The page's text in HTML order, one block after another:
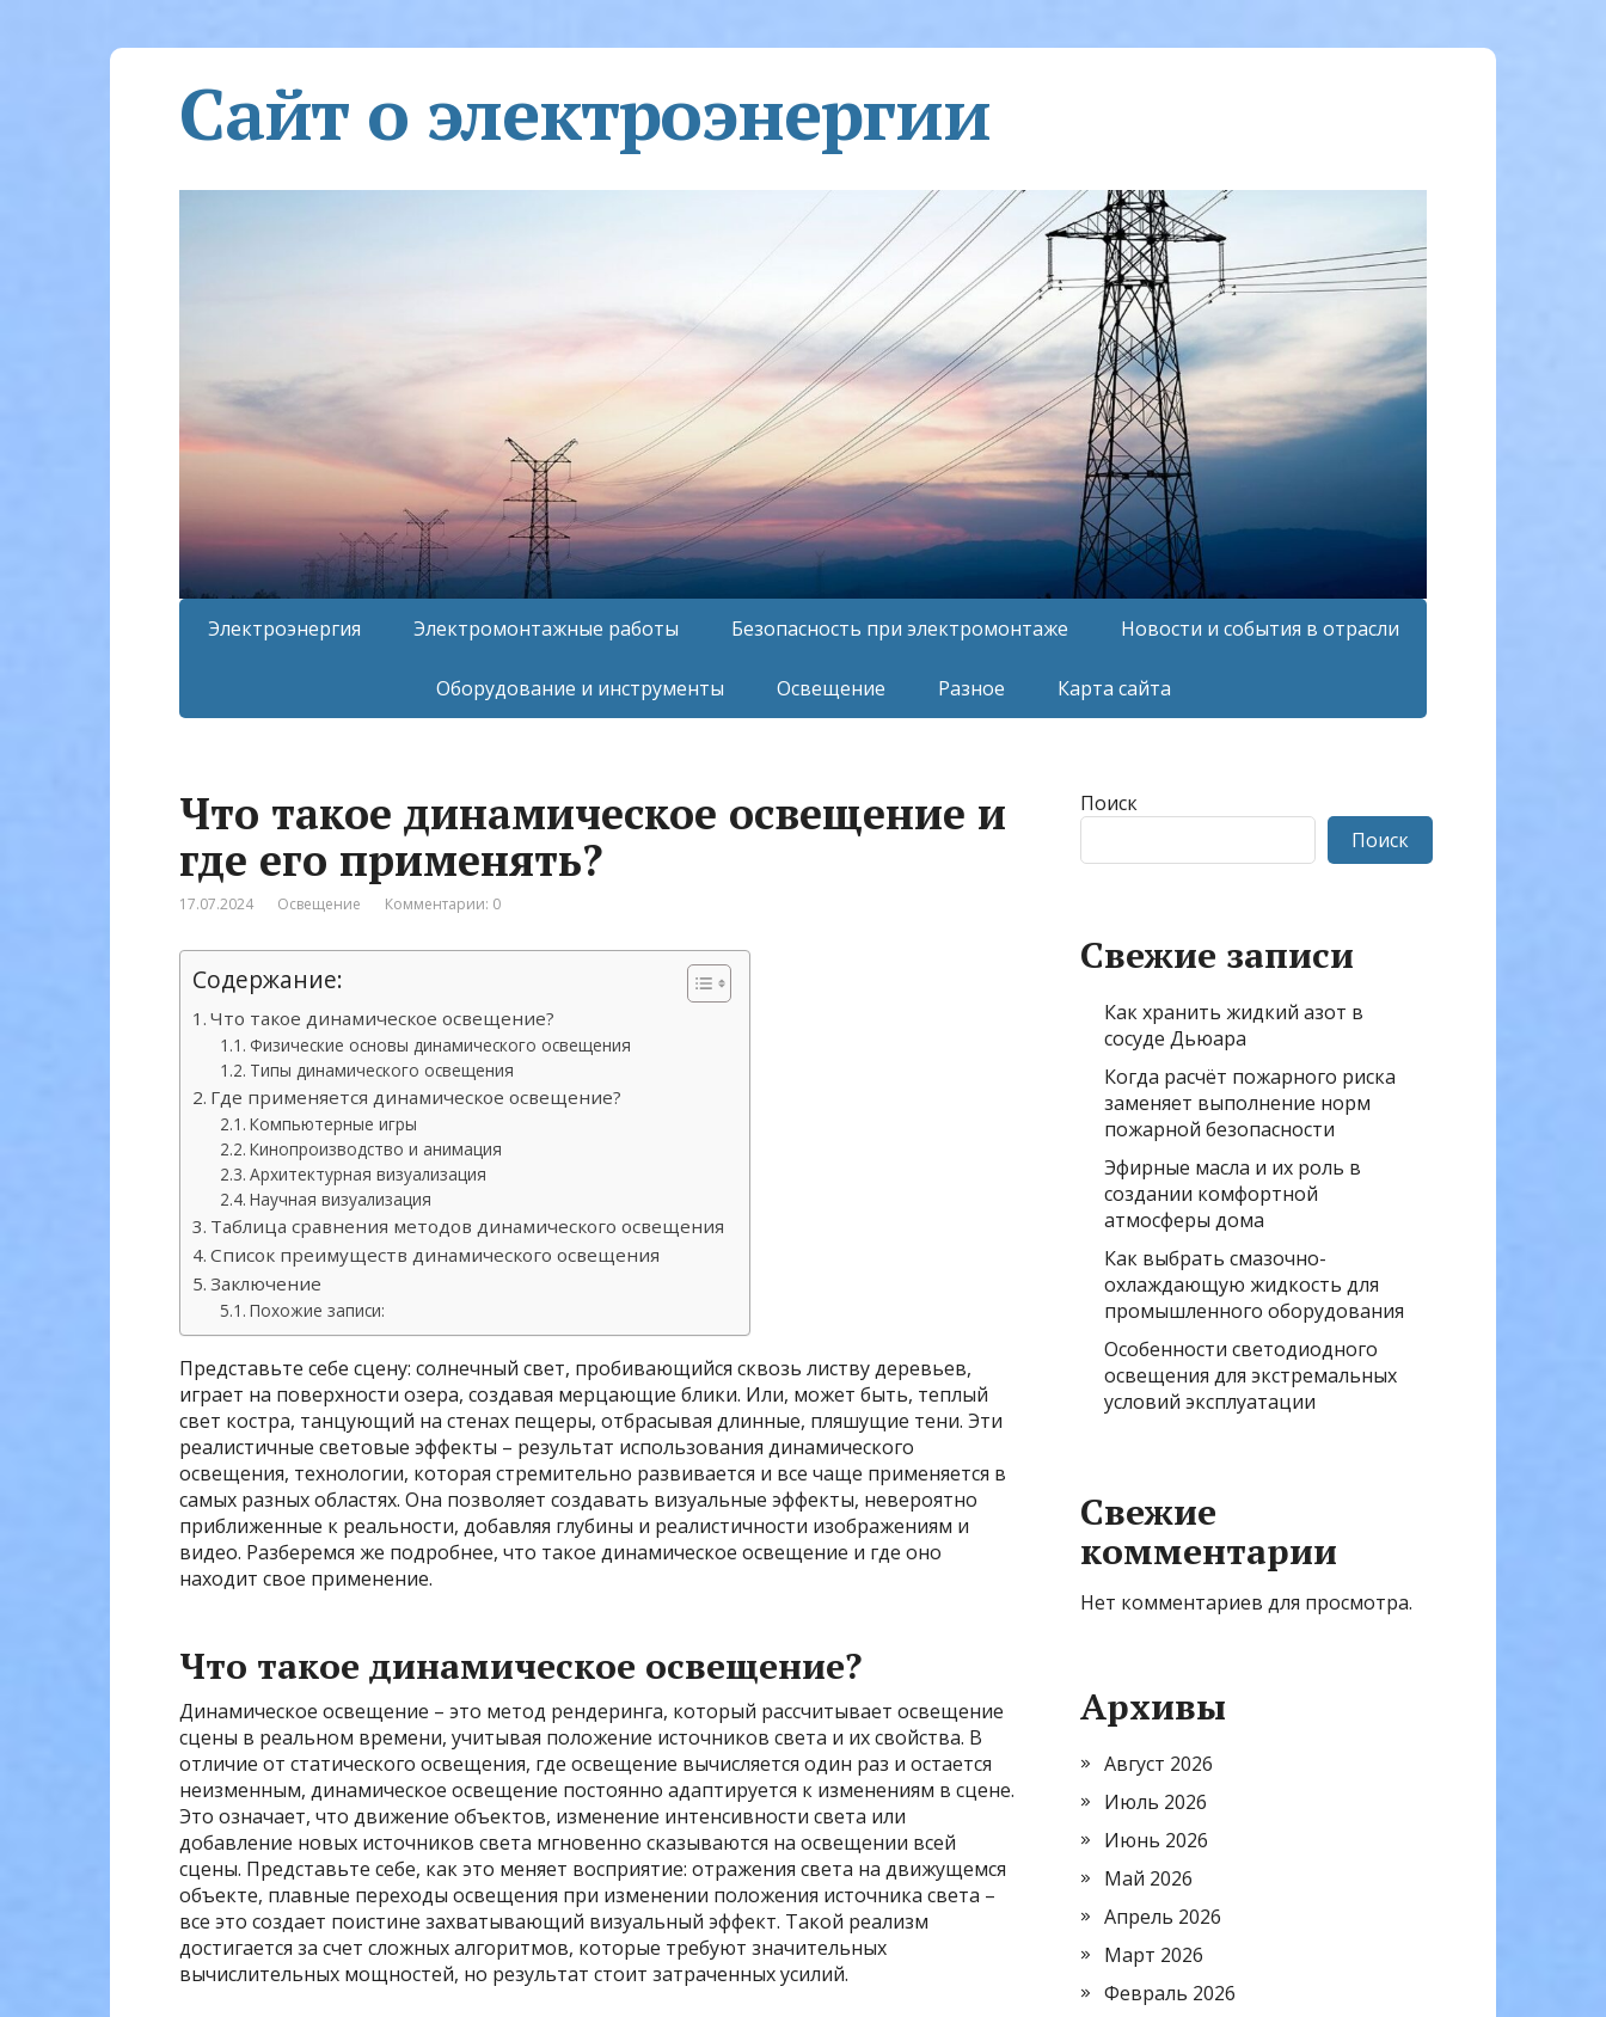
Сайт о электроэнергии
Электроэнергия Электромонтажные работы Безопасность при электромонтаже Новости и события в отрасли
Оборудование и инструменты Освещение Разное Карта сайта
Что такое динамическое освещение и
где его применять?
17.07.2024 Освещение Комментарии: 0
Содержание:
Что такое динамическое освещение?
Физические основы динамического освещения
Типы динамического освещения
Где применяется динамическое освещение?
Компьютерные игры
Кинопроизводство и анимация
Архитектурная визуализация
Научная визуализация
Таблица сравнения методов динамического освещения
Список преимуществ динамического освещения
Заключение
Похожие записи:
Представьте себе сцену: солнечный свет, пробивающийся сквозь листву деревьев,
играет на поверхности озера, создавая мерцающие блики. Или, может быть, теплый
свет костра, танцующий на стенах пещеры, отбрасывая длинные, пляшущие тени. Эти
реалистичные световые эффекты – результат использования динамического
освещения, технологии, которая стремительно развивается и все чаще применяется в
самых разных областях. Она позволяет создавать визуальные эффекты, невероятно
приближенные к реальности, добавляя глубины и реалистичности изображениям и
видео. Разберемся же подробнее, что такое динамическое освещение и где оно
находит свое применение.
Что такое динамическое освещение?
Динамическое освещение – это метод рендеринга, который рассчитывает освещение
сцены в реальном времени, учитывая положение источников света и их свойства. В
отличие от статического освещения, где освещение вычисляется один раз и остается
неизменным, динамическое освещение постоянно адаптируется к изменениям в сцене.
Это означает, что движение объектов, изменение интенсивности света или
добавление новых источников света мгновенно сказываются на освещении всей
сцены. Представьте себе, как это меняет восприятие: отражения света на движущемся
объекте, плавные переходы освещения при изменении положения источника света –
все это создает поистине захватывающий визуальный эффект. Такой реализм
достигается за счет сложных алгоритмов, которые требуют значительных
вычислительных мощностей, но результат стоит затраченных усилий.
Поиск
Поиск
Свежие записи
Как хранить жидкий азот в
сосуде Дьюара
Когда расчёт пожарного риска
заменяет выполнение норм
пожарной безопасности
Эфирные масла и их роль в
создании комфортной
атмосферы дома
Как выбрать смазочно-
охлаждающую жидкость для
промышленного оборудования
Особенности светодиодного
освещения для экстремальных
условий эксплуатации
Свежие
комментарии
Нет комментариев для просмотра.
Архивы
Август 2026
Июль 2026
Июнь 2026
Май 2026
Апрель 2026
Март 2026
Февраль 2026